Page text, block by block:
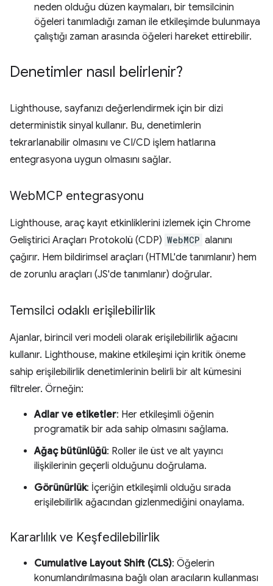
neden olduğu düzen kaymaları, bir temsilcinin
öğeleri tanımladığı zaman ile etkileşimde bulunmaya
çalıştığı zaman arasında öğeleri hareket ettirebilir.
Denetimler nasıl belirlenir?
Lighthouse, sayfanızı değerlendirmek için bir dizi
deterministik sinyal kullanır. Bu, denetimlerin
tekrarlanabilir olmasını ve CI/CD işlem hatlarına
entegrasyona uygun olmasını sağlar.
WebMCP entegrasyonu
Lighthouse, araç kayıt etkinliklerini izlemek için Chrome
Geliştirici Araçları Protokolü (CDP) WebMCP alanını
çağırır. Hem bildirimsel araçları (HTML'de tanımlanır) hem
de zorunlu araçları (JS'de tanımlanır) doğrular.
Temsilci odaklı erişilebilirlik
Ajanlar, birincil veri modeli olarak erişilebilirlik ağacını
kullanır. Lighthouse, makine etkileşimi için kritik öneme
sahip erişilebilirlik denetimlerinin belirli bir alt kümesini
filtreler. Örneğin:
Adlar ve etiketler: Her etkileşimli öğenin
programatik bir ada sahip olmasını sağlama.
Ağaç bütünlüğü: Roller ile üst ve alt yayıncı
ilişkilerinin geçerli olduğunu doğrulama.
Görünürlük: İçeriğin etkileşimli olduğu sırada
erişilebilirlik ağacından gizlenmediğini onaylama.
Kararlılık ve Keşfedilebilirlik
Cumulative Layout Shift (CLS): Öğelerin
konumlandırılmasına bağlı olan aracıların kullanması